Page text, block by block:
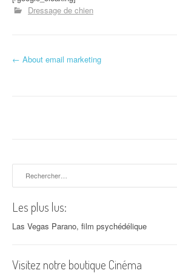
Dressage de chien
Navigation d'article
← About email marketing
Les plus lus:
Las Vegas Parano, film psychédélique
Visitez notre boutique Cinéma